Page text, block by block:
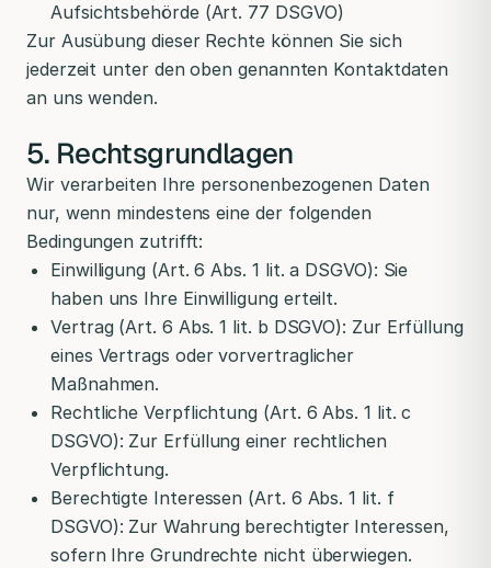
Aufsichtsbehörde (Art. 77 DSGVO)
Zur Ausübung dieser Rechte können Sie sich
jederzeit unter den oben genannten Kontaktdaten
an uns wenden.
5. Rechtsgrundlagen
Wir verarbeiten Ihre personenbezogenen Daten
nur, wenn mindestens eine der folgenden
Bedingungen zutrifft:
Einwilligung (Art. 6 Abs. 1 lit. a DSGVO): Sie
haben uns Ihre Einwilligung erteilt.
Vertrag (Art. 6 Abs. 1 lit. b DSGVO): Zur Erfüllung
eines Vertrags oder vorvertraglicher
Maßnahmen.
Rechtliche Verpflichtung (Art. 6 Abs. 1 lit. c
DSGVO): Zur Erfüllung einer rechtlichen
Verpflichtung.
Berechtigte Interessen (Art. 6 Abs. 1 lit. f
DSGVO): Zur Wahrung berechtigter Interessen,
sofern Ihre Grundrechte nicht überwiegen.